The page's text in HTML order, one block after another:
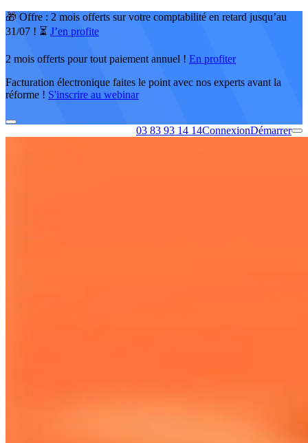
🎁 Offre : 2 mois offerts sur votre comptabilité en retard jusqu’au
31/07 ! ⏳ J’en profite
2 mois offerts pour tout paiement annuel ! En profiter
Facturation électronique faites le point avec nos experts avant la
réforme ! S'inscrire au webinar
03 83 93 14 14ConnexionDémarrer